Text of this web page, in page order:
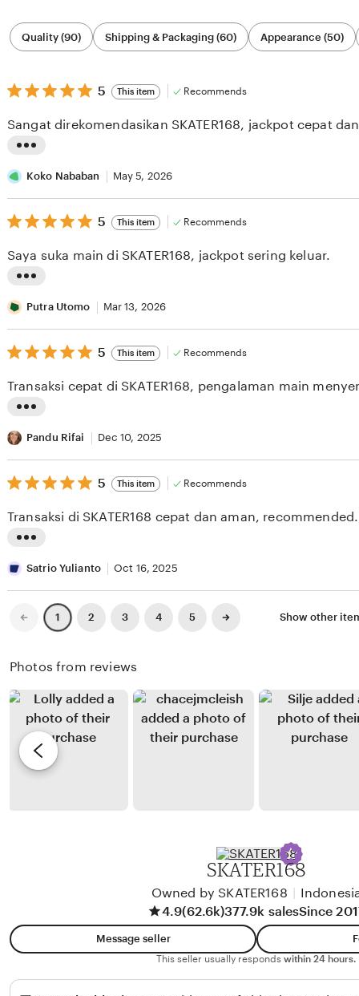
Filter
by
category
Quality (90) Shipping & Packaging (60) Appearance (50)
5
out
5
stars
5 This item Recommends
i
s
t
n
r
e
v
e
b
y
K
k
N
a
a
Sangat direkomendasikan SKATER168, jackpot cepat
Koko Nababan May 5, 2026
5
out
5
stars
5 This item Recommends
i
s
t
n
r
e
v
e
b
y
r
U
t
o
Saya suka main di SKATER168, jackpot sering keluar.
Putra Utomo Mar 13, 2026
5
out
5
stars
5 This item Recommends
i
s
t
n
r
e
y
P
a
Transaksi cepat di SKATER168, pengalaman main
Pandu Rifai Dec 10, 2025
5
out
5
stars
5 This item Recommends
i
s
e
i
o
Transaksi di SKATER168 cepat dan aman, recommended.
Satrio Yulianto Oct 16, 2025
Previous
page
1 2 3 4 5
Next
page
Show other
Photos from reviews
SKATER168
Owned by SKATER168
4.9(62.6k)377.9k salesSince
Message seller
This seller usually responds within 24 hours.